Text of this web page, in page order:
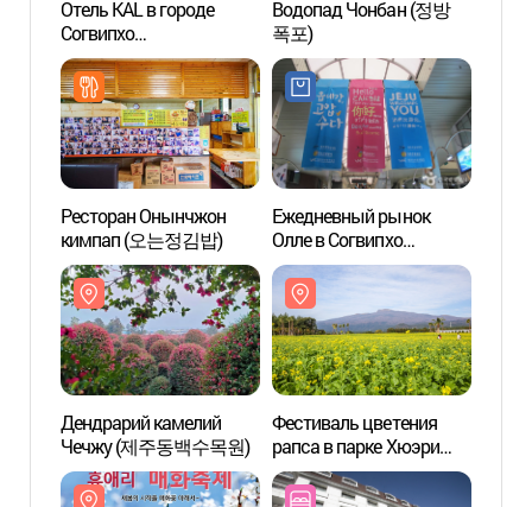
Отель KAL в городе
Согвипхо
(서귀포KAL호텔)
Водопад Чонбан (정방
폭포)
Ресторан Онынчжон
кимпап (오는정김밥)
Ежедневный рынок
Олле в Согвипхо
(서귀포매일올레시장)
Дендрарий камелий
Чечжу (제주동백수목원)
Фестиваль цветения
рапса в парке Хюэри
(휴애리 유채꽃 축제)